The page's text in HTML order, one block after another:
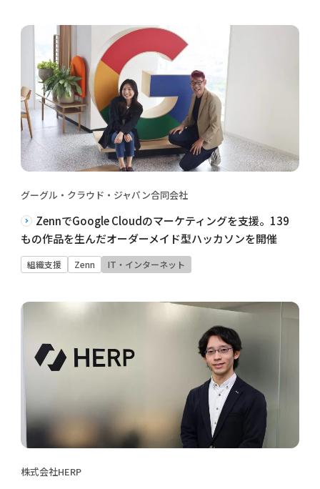
グーグル・クラウド・ジャパン合同会社
ZennでGoogle Cloudのマーケティングを支援。139
もの作品を生んだオーダーメイド型ハッカソンを開催
組織支援 Zenn IT・インターネット
株式会社HERP